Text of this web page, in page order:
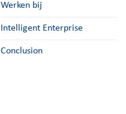
Werken bij
Intelligent Enterprise
Conclusion